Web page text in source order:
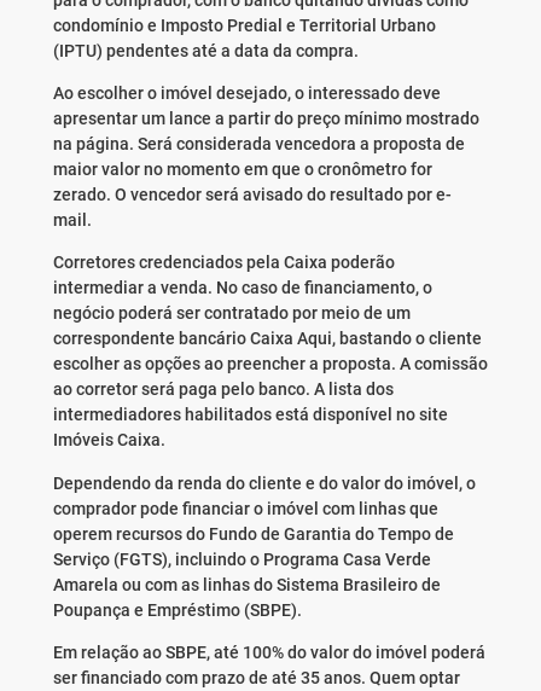
condomínio e Imposto Predial e Territorial Urbano
(IPTU) pendentes até a data da compra.
Ao escolher o imóvel desejado, o interessado deve
apresentar um lance a partir do preço mínimo mostrado
na página. Será considerada vencedora a proposta de
maior valor no momento em que o cronômetro for
zerado. O vencedor será avisado do resultado por e-
mail.
Corretores credenciados pela Caixa poderão
intermediar a venda. No caso de financiamento, o
negócio poderá ser contratado por meio de um
correspondente bancário Caixa Aqui, bastando o cliente
escolher as opções ao preencher a proposta. A comissão
ao corretor será paga pelo banco. A lista dos
intermediadores habilitados está disponível no site
Imóveis Caixa.
Dependendo da renda do cliente e do valor do imóvel, o
comprador pode financiar o imóvel com linhas que
operem recursos do Fundo de Garantia do Tempo de
Serviço (FGTS), incluindo o Programa Casa Verde
Amarela ou com as linhas do Sistema Brasileiro de
Poupança e Empréstimo (SBPE).
Em relação ao SBPE, até 100% do valor do imóvel poderá
ser financiado com prazo de até 35 anos. Quem optar